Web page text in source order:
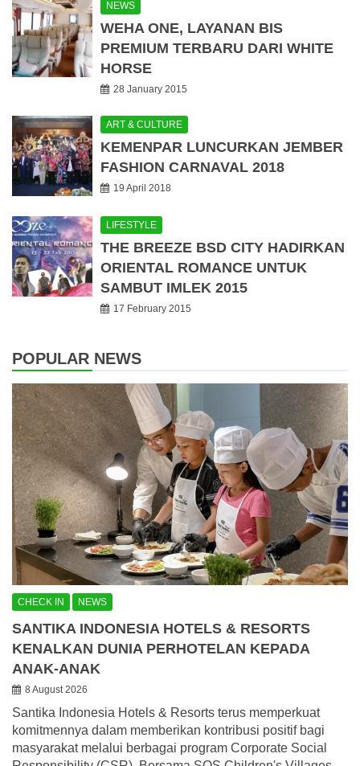
NEWS
WEHA ONE, LAYANAN BIS
PREMIUM TERBARU DARI WHITE
HORSE
28 January 2015
ART & CULTURE
KEMENPAR LUNCURKAN JEMBER
FASHION CARNAVAL 2018
19 April 2018
LIFESTYLE
THE BREEZE BSD CITY HADIRKAN
ORIENTAL ROMANCE UNTUK
SAMBUT IMLEK 2015
17 February 2015
POPULAR NEWS
CHECK IN NEWS
SANTIKA INDONESIA HOTELS & RESORTS
KENALKAN DUNIA PERHOTELAN KEPADA
ANAK-ANAK
8 August 2026
Santika Indonesia Hotels & Resorts terus memperkuat
komitmennya dalam memberikan kontribusi positif bagi
masyarakat melalui berbagai program Corporate Social